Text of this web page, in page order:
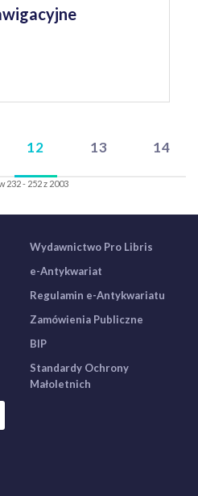
12 13 14
232 - 252 z 2003
Wydawnictwo Pro Libris
e-Antykwariat
Regulamin e-Antykwariatu
Zamówienia Publiczne
BIP
Standardy Ochrony
Małoletnich